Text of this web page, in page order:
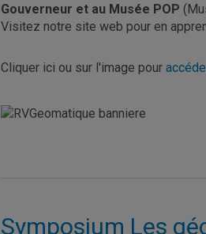
Gouverneur et au Musée POP
Visitez notre site web pour en
Cliquer ici ou sur l'image pour
Symposium Les